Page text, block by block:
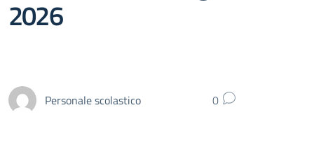
2026
Personale scolastico 0